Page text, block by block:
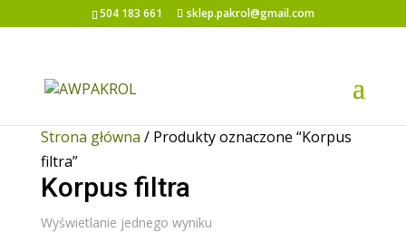
504 183 661 sklep.pakrol@gmail.com
Strona główna / Produkty oznaczone “Korpus
filtra”
Korpus filtra
Wyświetlanie jednego wyniku